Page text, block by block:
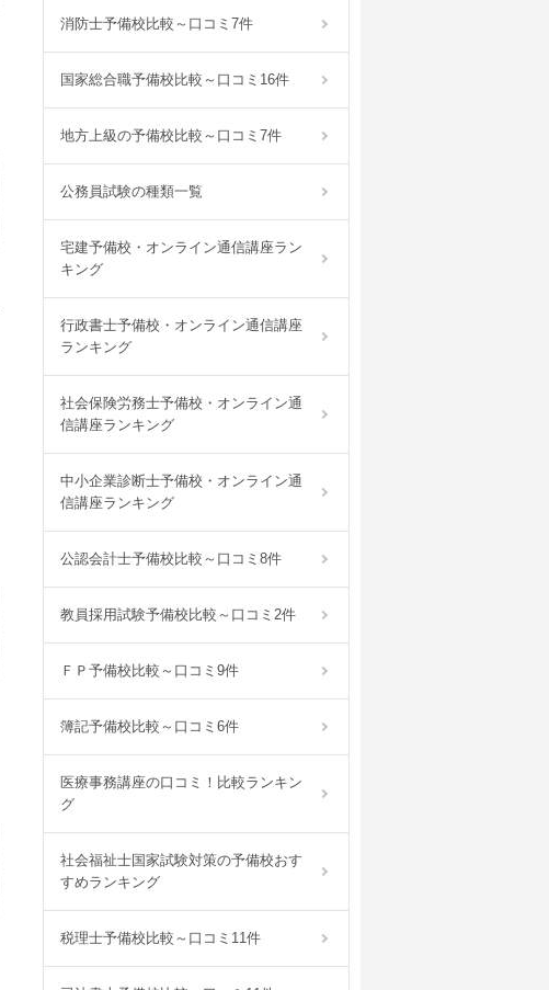
消防士予備校比較～口コミ7件
国家総合職予備校比較～口コミ16件
地方上級の予備校比較～口コミ7件
公務員試験の種類一覧
宅建予備校・オンライン通信講座ラン
キング
行政書士予備校・オンライン通信講座
ランキング
社会保険労務士予備校・オンライン通
信講座ランキング
中小企業診断士予備校・オンライン通
信講座ランキング
公認会計士予備校比較～口コミ8件
教員採用試験予備校比較～口コミ2件
ＦＰ予備校比較～口コミ9件
簿記予備校比較～口コミ6件
医療事務講座の口コミ！比較ランキン
グ
社会福祉士国家試験対策の予備校おす
すめランキング
税理士予備校比較～口コミ11件